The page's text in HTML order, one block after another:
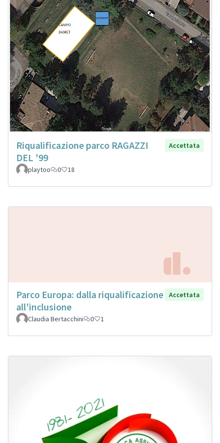
Riqualificazione parco RAGAZZI
DEL '99
Accettata
playtoo 0 18
Parco Europa: dalla riqualificazione
all'inclusione
Accettata
Claudia Bertacchini 0 1